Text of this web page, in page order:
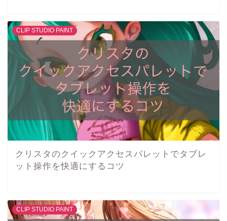
CLIP STUDIO PAINT
クリスタのクイックアクセスパレットでタブレ
ット操作を快適にするコツ
CLIP STUDIO PAINT